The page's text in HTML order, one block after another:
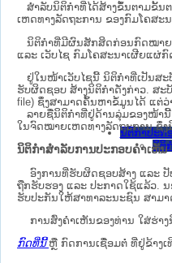
ນິຕິກໍາປະກ
ນິຕິ
ສໍາລັບນິຕິກໍາທີ່ໄດ້ສ້າງຂຶ້ນຕາມຂັ້ນ
ເຫດ​ທາງ​ລັດ​ຖະ​ການ​ ຂອງກົມໂຄສ
ນິ​ຕິ​ກຳ​ທີ່​ມີ​ຜົນ​ສັກ​ສິດ​ກ່ອນ​ກົດ​ໝາຍ​ວ່
ແລະ ເວັບໄຊ​ ກົມໂຄສະນາເຜີຍແຜ່
ຢູ່ໃນໜ້າ​ເວັບ​ໄຊ​ນີ້ ນິຕິກຳທີ່ເປັນສະ
ຮັບຜິດຊອບ ສ້າງນິຕິກຳດັ່ງກ່າວ. ສະ
file) ຊຶ່ງສາມາດຄົ້ນຫາຂໍ້ມູນໄດ້ ແຕ່
ລາຍຊື່ນິຕິກຳທີ່ຢູ່ດ້ານລຸ່ມຂອງໜ້ານີ້
ໃນຈົດໝາຍເຫດທາງລັດຖະການ ຊຶ່ງ
ນິຕິກຳສຳລັບການປະກອບຄຳເຫັນ
ອົງການທີ່ຮັບຜິດຊອບສ້າງ ແລະ ປັ
ຖືກຮັບຮອງ ແລະ ປະກາດໃຊ້ແລ້ວ. ນ
ຮັບປະກັນໃຫ້ສາທາລະນະຊົນ ສາມາ
ການສົ່ງຄໍາເຫັນຂອງທ່ານ ໃສ່ຮ່າງ
ກົດທີ່ນີ້ ຫຼື ກົດການເຊື່ອມຕໍ່ ທີ່ຢູ່ຂ້າງເ